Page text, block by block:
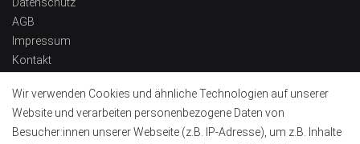
Wir verwenden Cookies und ähnliche Technologien auf unserer
Website und verarbeiten personenbezogene Daten von
Besucher:innen unserer Webseite (z.B. IP-Adresse), um z.B. Inhalte
AGB
Impressum
Kontakt
Barrierefreiheitserklärung
Kontaktinformationen